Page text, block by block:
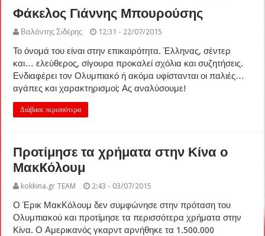
Φάκελος Γιάννης Μπουρούσης
Βαλάντης Σιδέρης 12:31 - 22/07/2015
Το όνομά του είναι στην επικαιρότητα. Έλληνας, σέντερ
και… ελεύθερος, σίγουρα προκαλεί σχόλια και συζητήσεις.
Ενδιαφέρει τον Ολυμπιακό ή ακόμα υφίστανται οι παλιές…
αγάπες και χαρακτηρισμοί; Ας αναλύσουμε!
Διάβασε περισσότερα
Προτίμησε τα χρήματα στην Κίνα ο
ΜακKόλουμ
kokkina.gr TEAM 2:43 - 03/07/2015
Ο Έρικ ΜακΚόλουμ δεν συμφώνησε στην πρόταση του
Ολυμπιακού και προτίμησε τα περισσότερα χρήματα στην
Κίνα. Ο Αμερικανός γκαρντ αρνήθηκε τα 1.500.000